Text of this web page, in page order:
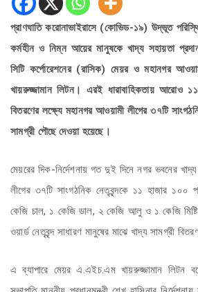
প্রাণঘাতি করোনাভাইরাসে (কোভিড-১৯) উদ্ভূত
কর্মহীন ও নিম্ন আয়ের মানুষকে খাদ্য সহায়তা
সিটি কর্পোরেশনের (রাসিক) মেয়র ও মহানগর
খায়রুজ্জামান লিটন। এরই ধারাবাহিকতায় আরোও
বিতরণের লক্ষ্যে মহানগর আওয়ামী লীগের ৩৭টি
সামগ্রীপৌছে দেওয়া হয়েছে।
মেয়রের দিক-নির্দেশনায় গত দুই দিনে নগর ভবনের
লীগের ৩৭টি সাংগঠনিক নেতৃবৃন্দকে ১১ হাজার ১০০
কেজি চাল, ১ কেজি ডাল, ২ কেজি আলু ও ১ কেজি
ওয়ার্ড নেতৃবৃন্দ সাধারণ মানুষের মাঝে খাদ্য সামগ্রী
এ ব্যাপারে মেয়র এ.এইচ.এম খায়রুজ্জামান লিটন